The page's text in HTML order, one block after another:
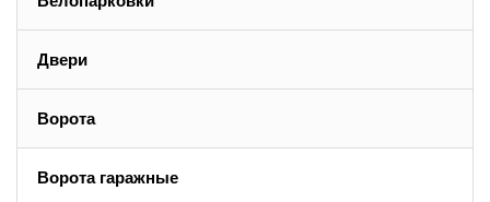
Двери
Ворота
Ворота гаражные